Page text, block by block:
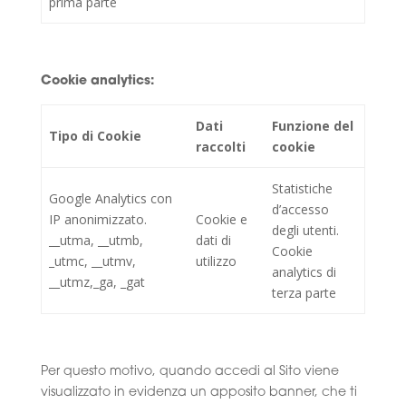
Cookie analytics:
Tipo di Cookie
Dati
raccolti
Funzione del
cookie
Google Analytics con
IP anonimizzato.
__utma, __utmb,
_utmc, __utmv,
__utmz,_ga, _gat
Cookie e
dati di
utilizzo
Statistiche
d’accesso
degli utenti.
Cookie
analytics di
terza parte
Per questo motivo, quando accedi al Sito viene
visualizzato in evidenza un apposito banner, che ti